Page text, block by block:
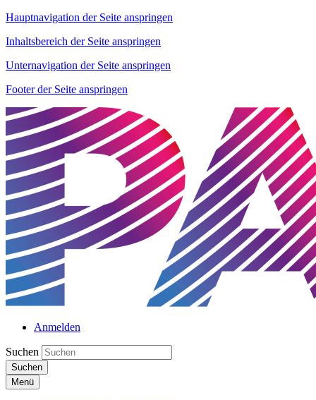
Hauptnavigation der Seite anspringen
Inhaltsbereich der Seite anspringen
Unternavigation der Seite anspringen
Footer der Seite anspringen
Anmelden
Suchen
Suchen
Menü